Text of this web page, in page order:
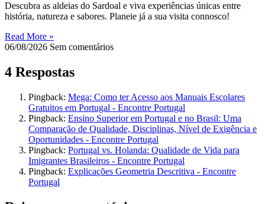
Descubra as aldeias do Sardoal e viva experiências únicas entre
história, natureza e sabores. Planeie já a sua visita connosco!
Read More »
06/08/2026 Sem comentários
4 Respostas
Pingback: Mega: Como ter Acesso aos Manuais Escolares
Gratuitos em Portugal - Encontre Portugal
Pingback: Ensino Superior em Portugal e no Brasil: Uma
Comparação de Qualidade, Disciplinas, Nível de Exigência e
Oportunidades - Encontre Portugal
Pingback: Portugal vs. Holanda: Qualidade de Vida para
Imigrantes Brasileiros - Encontre Portugal
Pingback: Explicações Geometria Descritiva - Encontre
Portugal